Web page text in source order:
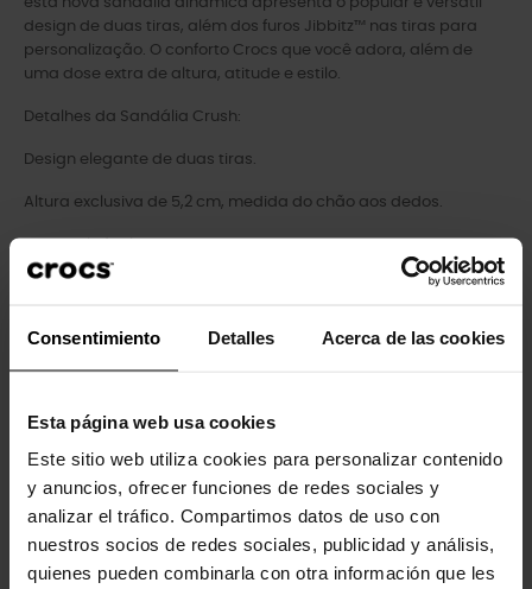
Consentimiento Detalles Acerca de las cookies
Esta página web usa cookies
Este sitio web utiliza cookies para personalizar contenido
y anuncios, ofrecer funciones de redes sociales y
analizar el tráfico. Compartimos datos de uso con
nuestros socios de redes sociales, publicidad y análisis,
quienes pueden combinarla con otra información que les
design de duas tiras, além dos furos Jibbitz™ nas tiras para
personalização. O conforto Crocs que você adora, além de
uma dose extra de altura, atitude e estilo.
Detalhes da Sandália Crush:
Design elegante de duas tiras.
Altura exclusiva de 5,2 cm, medida do chão aos dedos.
Icônico Crocs Comfort™: Leve. Flexível. Conforto de 36 graus.
produto também compraram:
-20%